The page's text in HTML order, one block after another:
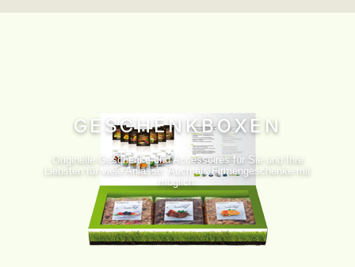
GESCHENKBOXEN
Originelle Geschenke und Accessoires für Sie und Ihre
Liebsten für viele Anlässe. Auch als Firmengeschenke mit
möglich.